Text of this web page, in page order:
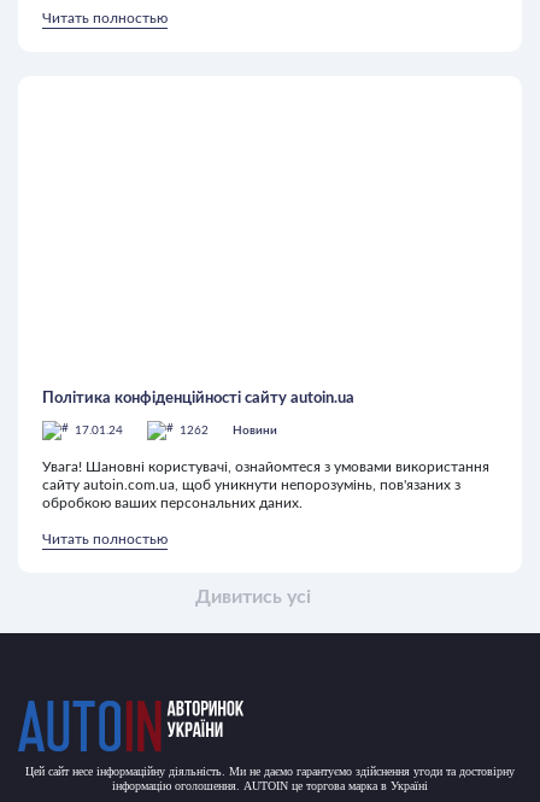
Дивитись усі
Читать полностью
Політика конфіденційності сайту autoin.ua
17.01.24 1262 Новини
Увага! Шановні користувачі, ознайомтеся з умовами використання
сайту autoin.com.ua, щоб уникнути непорозумінь, пов'язаних з
обробкою ваших персональних даних.
Читать полностью
Цей сайт несе інформаційну діяльність. Ми не даємо гарантуємо здійснення угоди та достовірну
інформацію оголошення. AUTOIN це торгова марка в Україні